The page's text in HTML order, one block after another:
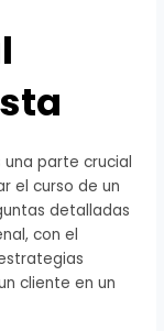
parte crucial
el curso de un
detalladas
con el
cliente en un